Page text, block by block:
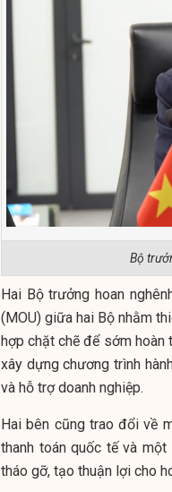
Bộ
Hai Bộ trưởng hoan
(MOU) giữa hai Bộ nhằm
hợp chặt chẽ để sớm hoàn
xây dựng chương trình
và hỗ trợ doanh nghiệp.
Hai bên cũng trao đổi về
thanh toán quốc tế và
tháo gỡ, tạo thuận lợi cho